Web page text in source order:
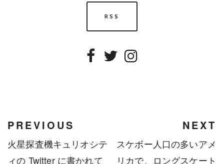
RSS
PREVIOUS
火星探査機キュリオシテ
ィの Twitter に書かれて
NEXT
スケボー人口の多いアメ
リカで、ロングスケート